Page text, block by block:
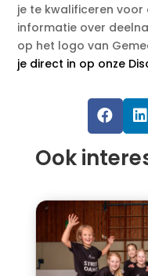
je te kwalificeren voor
informatie over
op het logo van
je direct in op onze
 
Ook